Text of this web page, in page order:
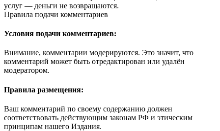
услуг — деньги не возвращаются.
Правила подачи комментариев
Условия подачи комментариев:
Внимание, комментарии модерируются. Это значит, что
комментарий может быть отредактирован или удалён
модератором.
Правила размещения:
Ваш комментарий по своему содержанию должен
соответствовать действующим законам РФ и этическим
принципам нашего Издания.